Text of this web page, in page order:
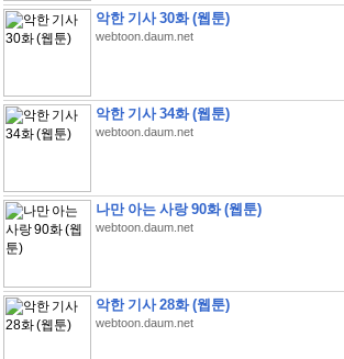
악한 기사 30화 (웹툰)
webtoon.daum.net
악한 기사 34화 (웹툰)
webtoon.daum.net
나만 아는 사랑 90화 (웹툰)
webtoon.daum.net
악한 기사 28화 (웹툰)
webtoon.daum.net